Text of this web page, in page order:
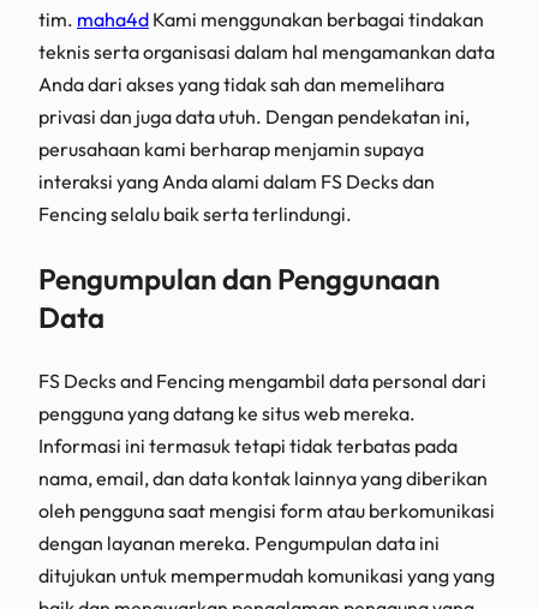
tim. maha4d Kami menggunakan berbagai tindakan
teknis serta organisasi dalam hal mengamankan data
Anda dari akses yang tidak sah dan memelihara
privasi dan juga data utuh. Dengan pendekatan ini,
perusahaan kami berharap menjamin supaya
interaksi yang Anda alami dalam FS Decks dan
Fencing selalu baik serta terlindungi.
Pengumpulan dan Penggunaan
Data
FS Decks and Fencing mengambil data personal dari
pengguna yang datang ke situs web mereka.
Informasi ini termasuk tetapi tidak terbatas pada
nama, email, dan data kontak lainnya yang diberikan
oleh pengguna saat mengisi form atau berkomunikasi
dengan layanan mereka. Pengumpulan data ini
ditujukan untuk mempermudah komunikasi yang yang